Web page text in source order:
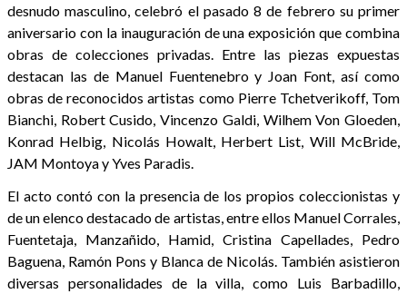
desnudo masculino, celebró el pasado 8 de febrero su primer
aniversario con la inauguración de una exposición que combina
obras de colecciones privadas. Entre las piezas expuestas
destacan las de Manuel Fuentenebro y Joan Font, así como
obras de reconocidos artistas como Pierre Tchetverikoff, Tom
Bianchi, Robert Cusido, Vincenzo Galdi, Wilhem Von Gloeden,
Konrad Helbig, Nicolás Howalt, Herbert List, Will McBride,
JAM Montoya y Yves Paradis.
El acto contó con la presencia de los propios coleccionistas y
de un elenco destacado de artistas, entre ellos Manuel Corrales,
Fuentetaja, Manzañido, Hamid, Cristina Capellades, Pedro
Baguena, Ramón Pons y Blanca de Nicolás. También asistieron
diversas personalidades de la villa, como Luis Barbadillo,